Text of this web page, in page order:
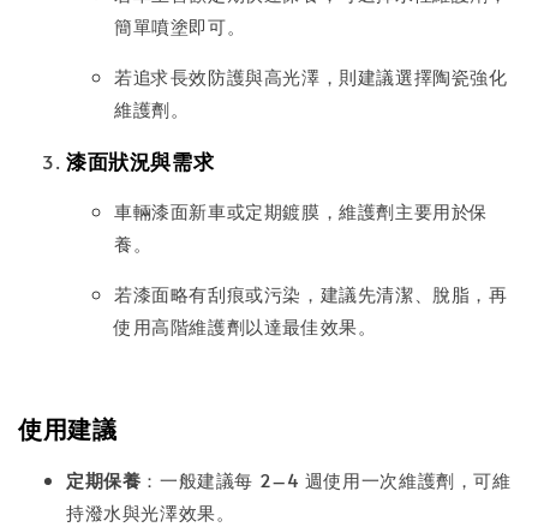
簡單噴塗即可。
若追求長效防護與高光澤，則建議選擇陶瓷強化
維護劑。
漆面狀況與需求
車輛漆面新車或定期鍍膜，維護劑主要用於保
養。
若漆面略有刮痕或污染，建議先清潔、脫脂，再
使用高階維護劑以達最佳效果。
使用建議
定期保養 ：一般建議每 2–4 週使用一次維護劑，可維
持潑水與光澤效果。